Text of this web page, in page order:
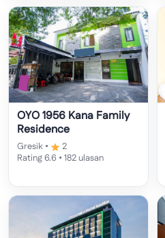
OYO 1956 Kana Family
Residence
Gresik •
2
Rating 6.6 • 182 ulasan